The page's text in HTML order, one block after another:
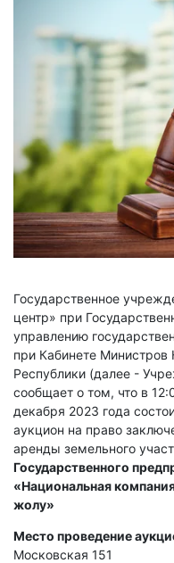
Государственное
центр» при
управлению
при Кабинете Министров
Республики (далее -
сообщает о том, что в
декабря 2023 года
аукцион на право
аренды земельного
Государственного
«Национальная
жолу»
Место проведение
Московская 151